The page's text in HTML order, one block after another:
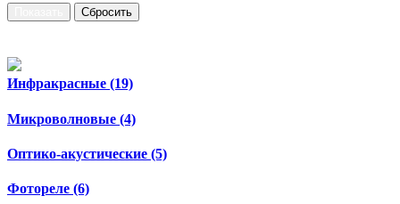
Инфракрасные (19)
Микроволновые (4)
Оптико-акустические (5)
Фотореле (6)